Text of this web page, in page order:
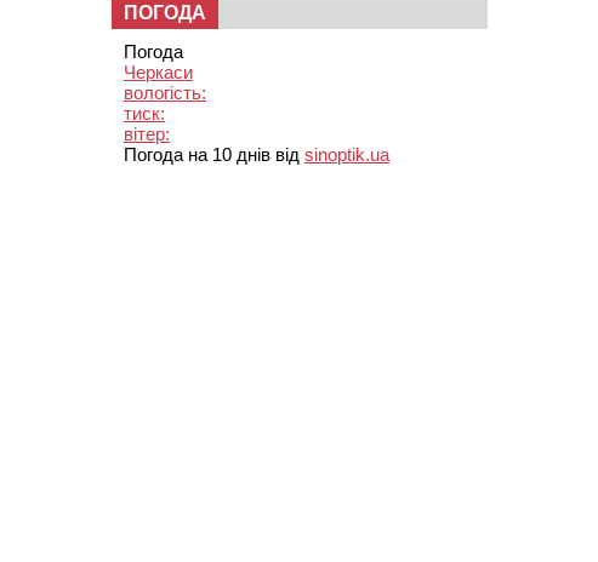
ПОГОДА
Погода
Черкаси
вологість:
тиск:
вітер:
Погода на 10 днів від sinoptik.ua